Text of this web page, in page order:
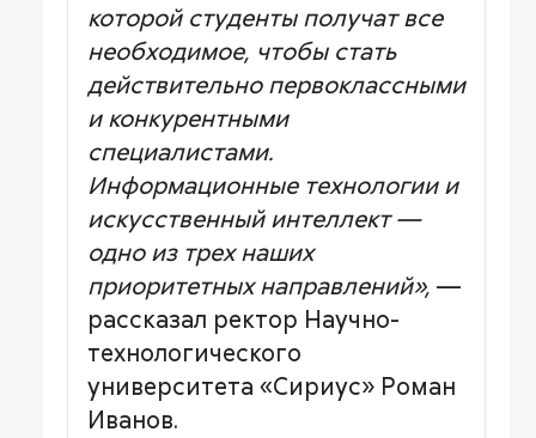
которой студенты получат все
необходимое, чтобы стать
действительно первоклассными
и конкурентными
специалистами.
Информационные технологии и
искусственный интеллект —
одно из трех наших
приоритетных направлений», —
рассказал ректор Научно-
технологического
университета «Сириус» Роман
Иванов.